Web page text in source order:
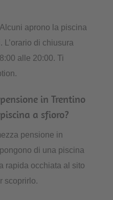
aprono la piscina
L’orario di chiusura
alle 20:00. Ti
in Trentino
a sfioro?
pensione in
di una piscina
rapida occhiata al sito
scoprirlo.